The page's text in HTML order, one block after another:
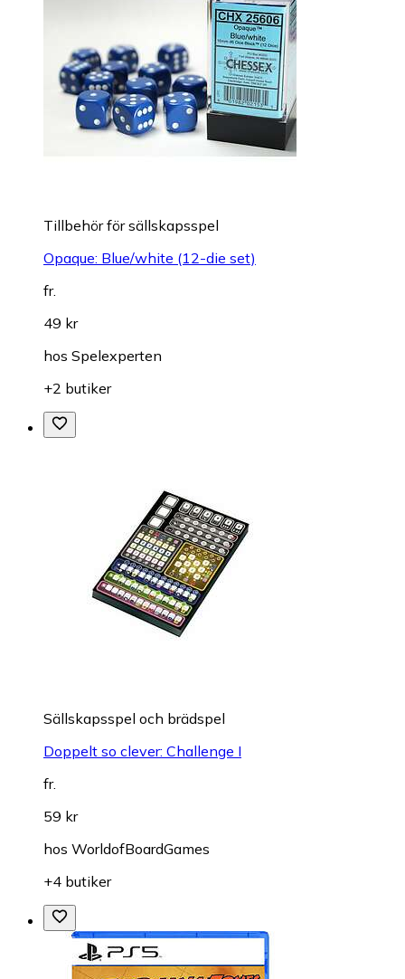
Tillbehör för sällskapsspel
Opaque: Blue/white (12-die set)
fr.
49 kr
hos Spelexperten
+2 butiker
Sällskapsspel och brädspel
Doppelt so clever: Challenge I
fr.
59 kr
hos WorldofBoardGames
+4 butiker